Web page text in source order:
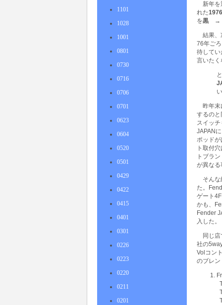
1101
1028
1001
0801
0730
0716
0706
0701
0623
0604
0520
0501
0429
0422
0415
0401
0301
0226
0223
0220
0211
0201
新年
れた
を黒 →
結果、
76年ご
待して
言いた
昨年
するのと
スイッ
JAPAN
ポッドが
ト取付
トブラ
が異なる
そん
た。
ゲート
かも、
Fender
入した。
同じ
社の
Volコン
のブレン